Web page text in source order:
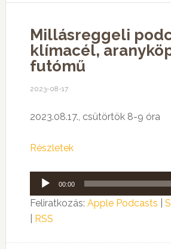
Millásreggeli
klímacél,
futómű
2023-08-17
2023.08.17., csütörtök 8-9 óra
Részletek
Audió
lejátszó
00:00
Feliratkozás: Apple Podcasts
RSS